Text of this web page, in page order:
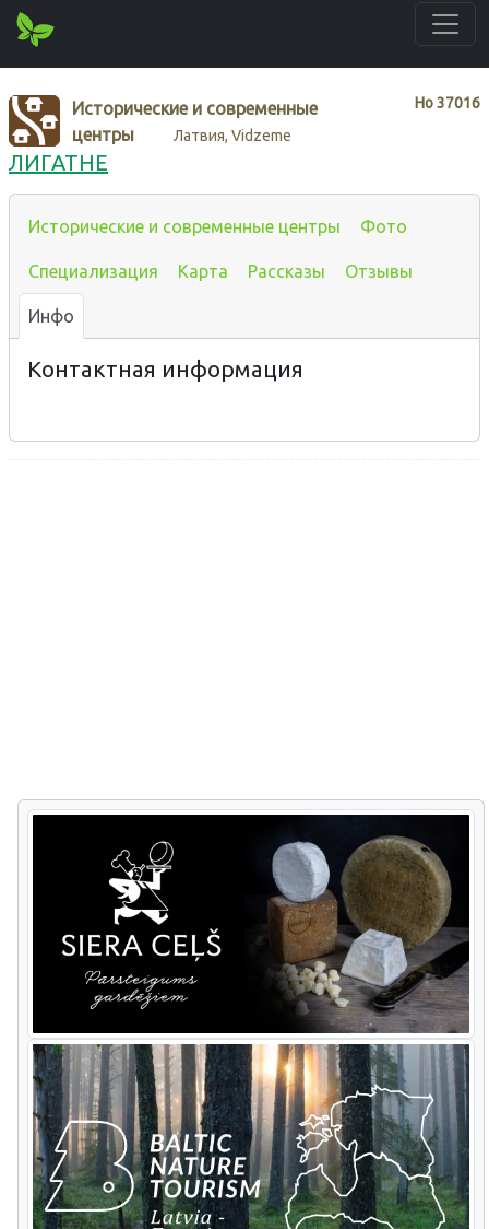
Нo37016
Исторические и современные
центры
Латвия, Vidzeme
ЛИГАТНЕ
Исторические и современные центры Фото
Специализация Карта Рассказы Отзывы
Инфо
Контактная информация